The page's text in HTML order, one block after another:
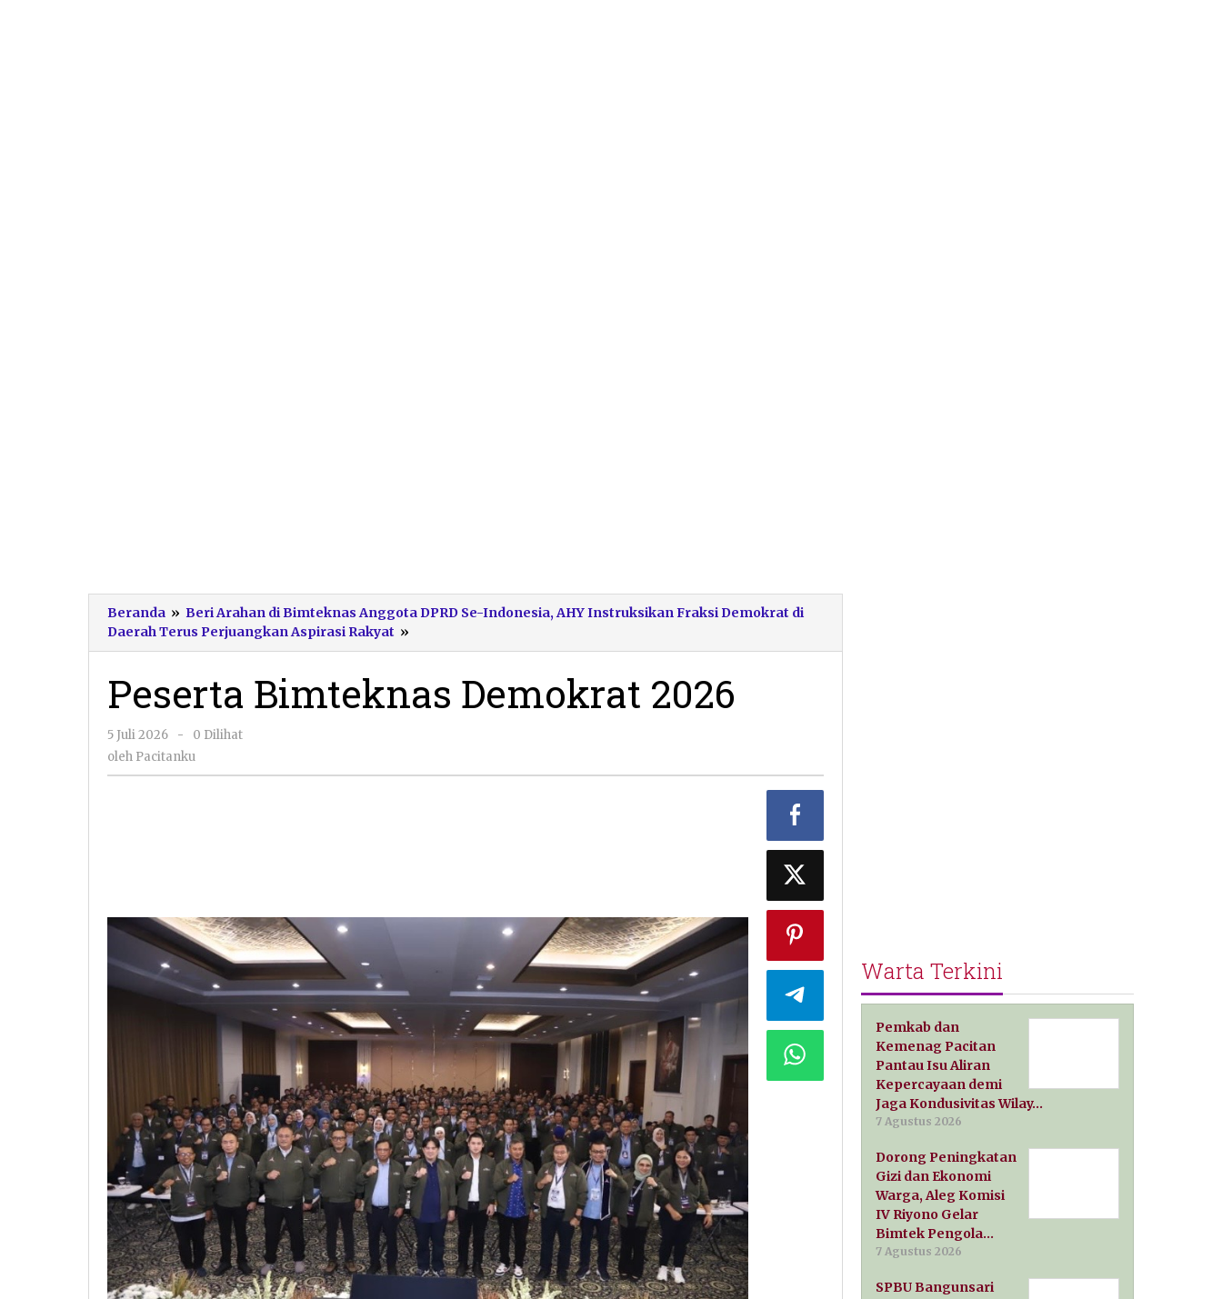
Beranda » Beri Arahan di Bimteknas Anggota DPRD Se-Indonesia, AHY Instruksikan Fraksi Demokrat di
Daerah Terus Perjuangkan Aspirasi Rakyat »
Bimteknas
2026
Peserta Bimteknas Demokrat 2026
5 Juli 2026
oleh
Pacitanku
-
0 Dilihat
oleh Pacitanku
Warta Terkini
Pemkab dan
Kemenag Pacitan
Pantau Isu Aliran
Kepercayaan demi
Jaga Kondusivitas Wilay…
7 Agustus 2026
Dorong Peningkatan
Gizi dan Ekonomi
Warga, Aleg Komisi
IV Riyono Gelar
Bimtek Pengola…
7 Agustus 2026
SPBU Bangunsari